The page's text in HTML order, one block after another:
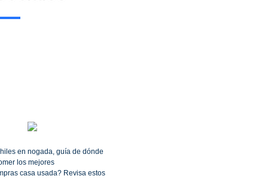
en nogada, guía de dónde
los mejores
casa usada? Revisa estos